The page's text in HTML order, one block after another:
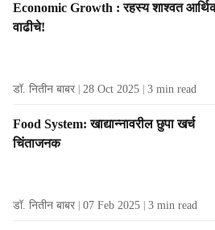
Economic Growth : रहस्य शाश्वत
वाढीचे!
डॉ. नितीन बाबर 28 Oct 2025 3 min read
Food System: खाद्यान्नावरील छुपा खर्च
चिंताजनक
डॉ. नितीन बाबर 07 Feb 2025 3 min read